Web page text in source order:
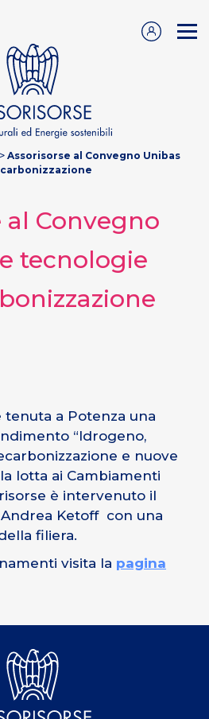
> Assorisorse al Convegno Unibas
al Convegno
tecnologie
tenuta a Potenza una
“Idrogeno,
e nuove
lotta ai Cambiamenti
è intervenuto il
Ketoff con una
filiera.
visita la pagina